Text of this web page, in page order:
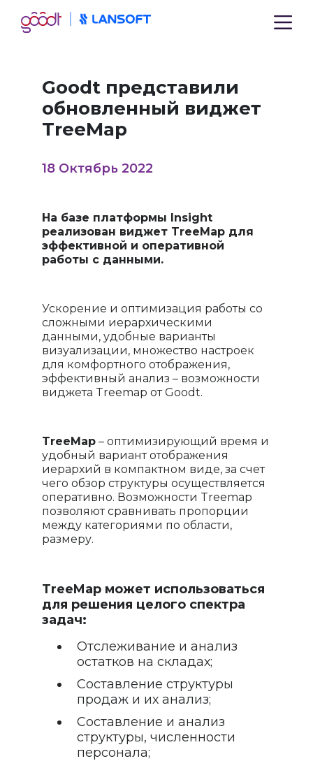
Goodt представили
обновленный виджет
TreeMap
18 Октябрь 2022
На базе платформы Insight
реализован виджет TreeMap для
эффективной и оперативной
работы с данными.
Ускорение и оптимизация работы со
сложными иерархическими
данными, удобные варианты
визуализации, множество настроек
для комфортного отображения,
эффективный анализ – возможности
виджета Treemap от Goodt.
TreeMap – оптимизирующий время и
удобный вариант отображения
иерархий в компактном виде, за счет
чего обзор структуры осуществляется
оперативно. Возможности Treemap
позволяют сравнивать пропорции
между категориями по области,
размеру.
TreeMap может использоваться
для решения целого спектра
задач:
Отслеживание и анализ
остатков на складах;
Составление структуры
продаж и их анализ;
Составление и анализ
структуры, численности
персонала;